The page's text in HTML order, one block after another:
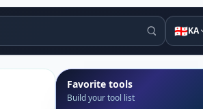
🇬🇪KA
Favorite tools
Build your tool list